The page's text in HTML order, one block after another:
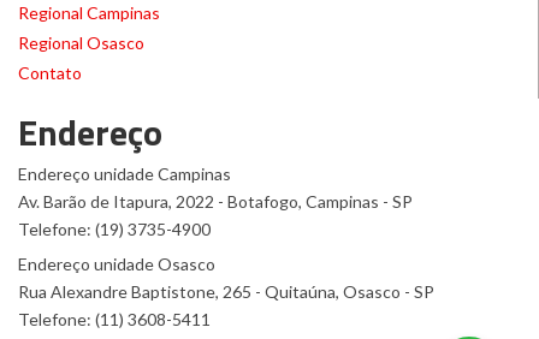
Regional Campinas
Regional Osasco
Contato
Endereço
Endereço unidade Campinas
Av. Barão de Itapura, 2022 - Botafogo, Campinas - SP
Telefone: (19) 3735-4900
Endereço unidade Osasco
Rua Alexandre Baptistone, 265 - Quitaúna, Osasco - SP
Telefone: (11) 3608-5411